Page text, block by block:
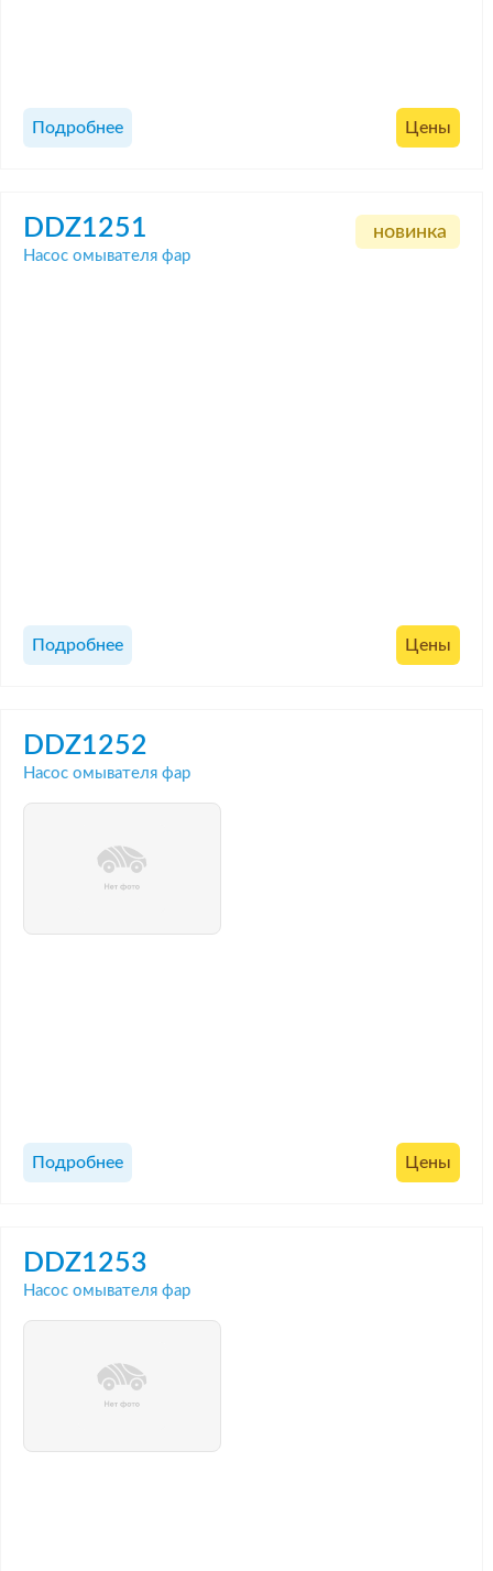
Подробнее Цены
DDZ1251
Насос омывателя фар
новинка
Подробнее Цены
DDZ1252
Насос омывателя фар
Подробнее Цены
DDZ1253
Насос омывателя фар